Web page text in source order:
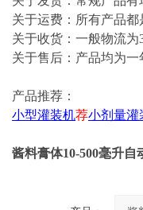
关于运费：所有产品
关于收货：一般物流
关于售后：产品均为
产品推荐：
小型灌装机荐小剂量灌
酱料膏体10-500毫升自